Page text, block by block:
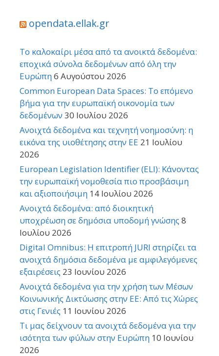
opendata.ellak.gr
Το καλοκαίρι μέσα από τα ανοικτά δεδομένα:
εποχικά σύνολα δεδομένων από όλη την
Ευρώπη6 Αυγούστου 2026
Common European Data Spaces: Το επόμενο
βήμα για την ευρωπαϊκή οικονομία των
δεδομένων 30 Ιουλίου 2026
Ανοιχτά δεδομένα και τεχνητή νοημοσύνη: η
εικόνα της υιοθέτησης στην ΕΕ 21 Ιουλίου
2026
European Legislation Identifier (ELI): Κάνοντας
την ευρωπαϊκή νομοθεσία πιο προσβάσιμη
και αξιοποιήσιμη 14 Ιουλίου 2026
Ανοιχτά δεδομένα: από διοικητική
υποχρέωση σε δημόσια υποδομή γνώσης 8
Ιουλίου 2026
Digital Omnibus: Η επιτροπή JURI στηρίζει τα
ανοιχτά δημόσια δεδομένα με αμφιλεγόμενες
εξαιρέσεις 23 Ιουνίου 2026
Ανοιχτά δεδομένα για την χρήση των Μέσων
Κοινωνικής Δικτύωσης στην ΕΕ: Από τις Χώρες
στις Γενιές 11 Ιουνίου 2026
Τι μας δείχνουν τα ανοιχτά δεδομένα για την
ισότητα των φύλων στην Ευρώπη 10 Ιουνίου
2026